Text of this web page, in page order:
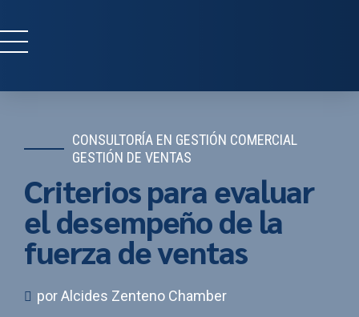
CONSULTORÍA EN GESTIÓN COMERCIAL
GESTIÓN DE VENTAS
Criterios para evaluar
el desempeño de la
fuerza de ventas
por Alcides Zenteno Chamber